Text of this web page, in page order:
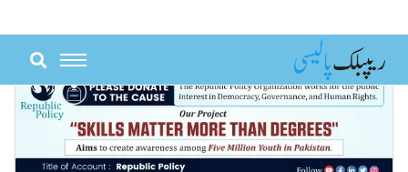
content